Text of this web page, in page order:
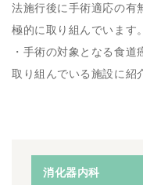
法施行後に手術適応の有
極的に取り組んでいます。
・手術の対象となる食
取り組んでいる施設に紹
消化器内科